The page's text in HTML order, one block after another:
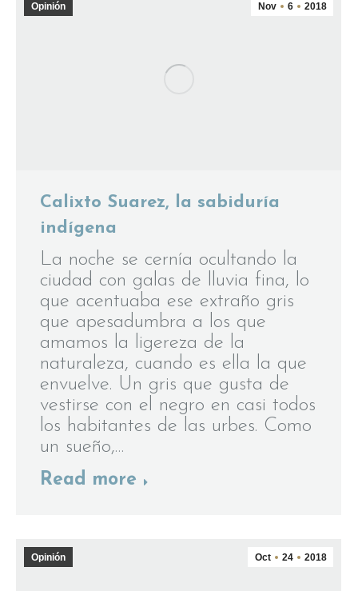
Nov 6 2018
Opinión
Calixto Suarez, la sabiduría
indígena
La noche se cernía ocultando la
ciudad con galas de lluvia fina, lo
que acentuaba ese extraño gris
que apesadumbra a los que
amamos la ligereza de la
naturaleza, cuando es ella la que
envuelve. Un gris que gusta de
vestirse con el negro en casi todos
los habitantes de las urbes. Como
un sueño,…
Read more
Oct 24 2018
Opinión